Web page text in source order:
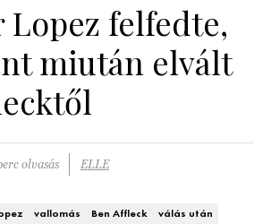
Lopez felfedte,
miután elvált
olvasás ELLE
vallomás Ben Affleck válás után